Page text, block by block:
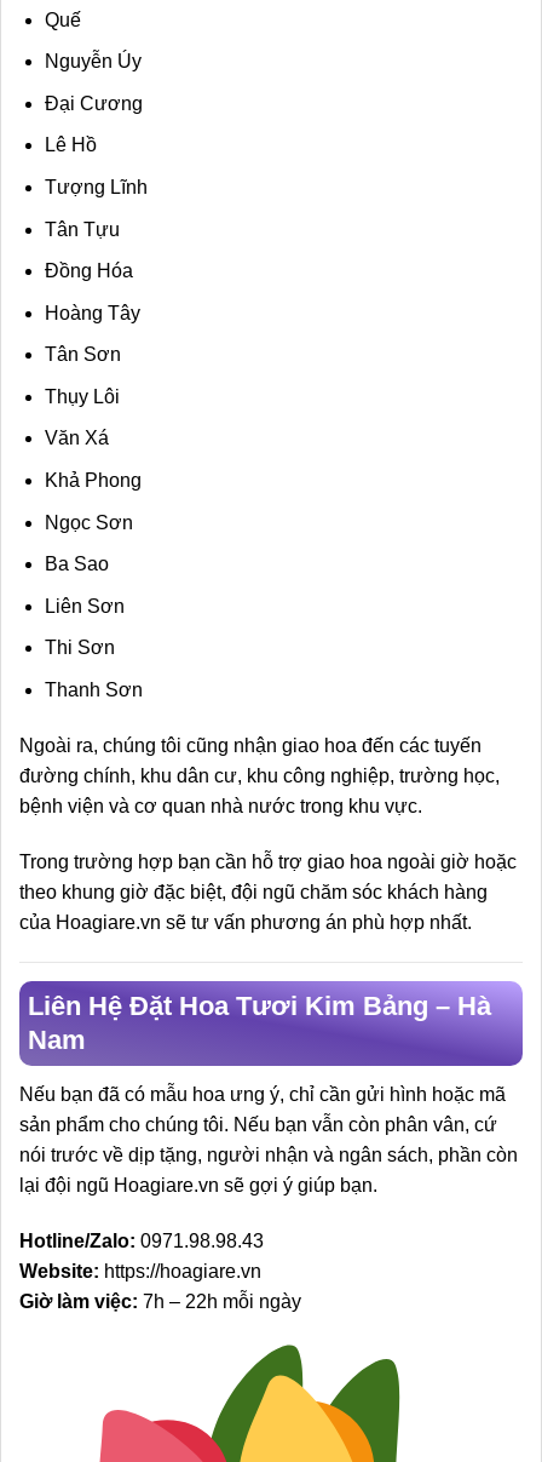
Quế
Nguyễn Úy
Đại Cương
Lê Hồ
Tượng Lĩnh
Tân Tựu
Đồng Hóa
Hoàng Tây
Tân Sơn
Thụy Lôi
Văn Xá
Khả Phong
Ngọc Sơn
Ba Sao
Liên Sơn
Thi Sơn
Thanh Sơn
Ngoài ra, chúng tôi cũng nhận giao hoa đến các tuyến
đường chính, khu dân cư, khu công nghiệp, trường học,
bệnh viện và cơ quan nhà nước trong khu vực.
Trong trường hợp bạn cần hỗ trợ giao hoa ngoài giờ hoặc
theo khung giờ đặc biệt, đội ngũ chăm sóc khách hàng
của Hoagiare.vn sẽ tư vấn phương án phù hợp nhất.
Liên Hệ Đặt Hoa Tươi Kim Bảng – Hà
Nam
Nếu bạn đã có mẫu hoa ưng ý, chỉ cần gửi hình hoặc mã
sản phẩm cho chúng tôi. Nếu bạn vẫn còn phân vân, cứ
nói trước về dịp tặng, người nhận và ngân sách, phần còn
lại đội ngũ Hoagiare.vn sẽ gợi ý giúp bạn.
Hotline/Zalo: 0971.98.98.43
Website: https://hoagiare.vn
Giờ làm việc: 7h – 22h mỗi ngày